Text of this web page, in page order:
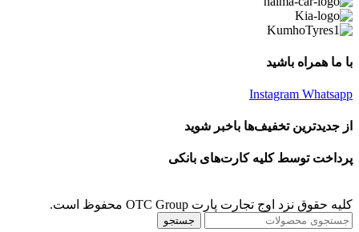
با ما همراه باشید
Instagram Whatsapp
از جدیدترین تخفیف‌ها باخبر شوید
پرداخت توسط کلیه کارت‌های بانکی
کلیه حقوق نزد اوج تجارت پارت OTC Group محفوظ است.
جستجو